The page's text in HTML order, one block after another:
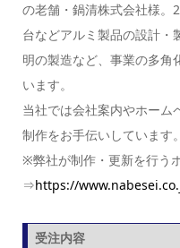
の老舗・鍋清株式会社様。
台などアルミ製品の設計・
明の製造など、事業の多角
います。
当社では会社案内やホーム
制作をお手伝いしています。
※弊社が制作・更新を行う
⇒https://
受注内容